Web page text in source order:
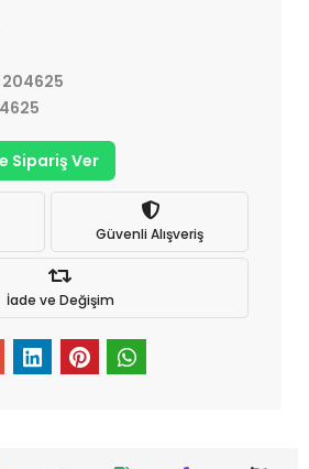
Sipariş Ver
Güvenli Alışveriş
İade ve Değişim